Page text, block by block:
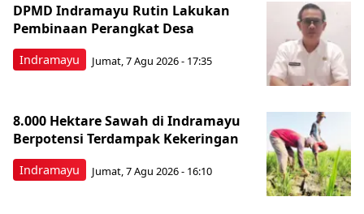
Indramayu
DPMD Indramayu Rutin Lakukan
Pembinaan Perangkat Desa
Jumat, 7 Agu 2026 - 17:35
Indramayu
8.000 Hektare Sawah di Indramayu
Berpotensi Terdampak Kekeringan
Jumat, 7 Agu 2026 - 16:10